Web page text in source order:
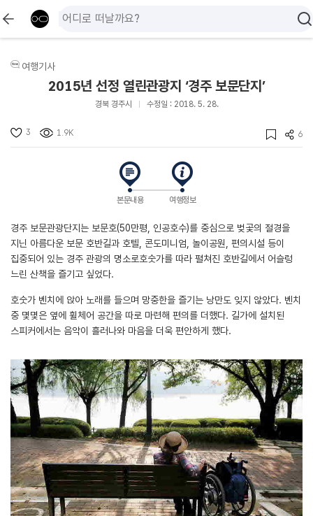
여행기사
2015년 선정 열린관광지 ‘경주 보문단지’
경북 경주시 수정일 : 2018. 5. 28.
3 1.9K 6
본문내용 여행정보
경주 보문관광단지는 보문호(50만평, 인공호수)를 중심으로 벚곷의 절경을
지닌 아름다운 보문 호반길과 호텔, 콘도미니엄, 놀이공원, 편의시설 등이
집중되어 있는 경주 관광의 명소로호숫가를 따라 펼쳐진 호반길에서 어슬렁
느린 산책을 즐기고 싶었다.
호숫가 벤치에 앉아 노래를 들으며 망중한을 즐기는 낭만도 잊지 않았다. 벤치
중 몇몇은 옆에 휠체어 공간을 따로 마련해 편의를 더했다. 길가에 설치된
스피커에서는 음악이 흘러나와 마음을 더욱 편안하게 했다.